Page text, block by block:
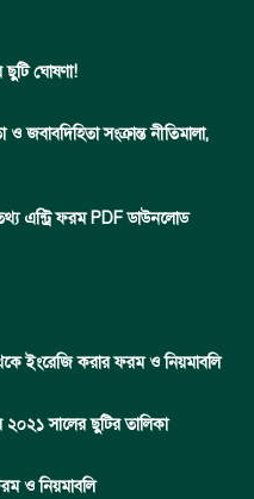
ছুটি ঘোষণা!
ও জবাবদিহিতা সংক্রান্ত নীতিমালা,
এন্ট্রি ফরম PDF ডাউনলোড
থেকে ইংরেজি করার ফরম ও নিয়মাবলি
২০২১ সালের ছুটির তালিকা
ও নিয়মাবলি